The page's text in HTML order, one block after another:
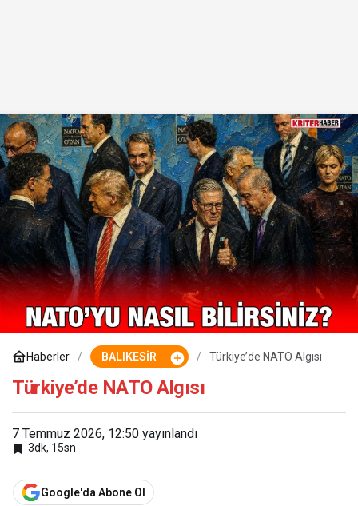
Haberler BALIKESİR Türkiye’de NATO Algısı
Türkiye’de NATO Algısı
7 Temmuz 2026, 12:50 yayınlandı
3dk, 15sn
Google'da Abone Ol